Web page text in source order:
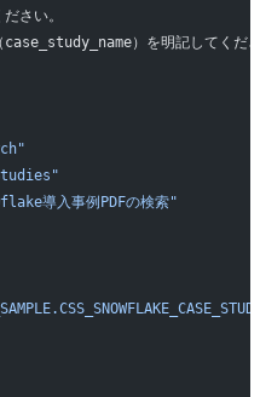
さい。
）を明記してくだ
導入事例PDFの検索"